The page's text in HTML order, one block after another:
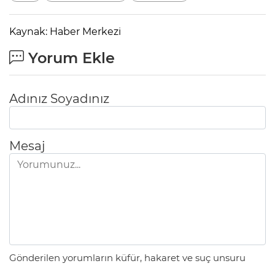
Kaynak: Haber Merkezi
Yorum Ekle
Adınız Soyadınız
Mesaj
Gönderilen yorumların küfür, hakaret ve suç unsuru